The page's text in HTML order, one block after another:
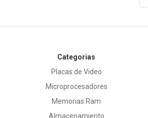
Categorias
Placas de Video
Microprocesadores
Memorias Ram
Almacenamiento